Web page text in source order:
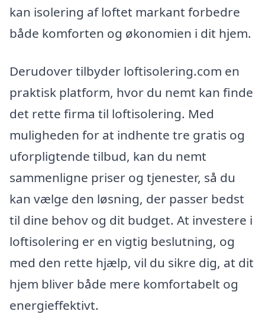
kan isolering af loftet markant forbedre
både komforten og økonomien i dit hjem.
Derudover tilbyder loftisolering.com en
praktisk platform, hvor du nemt kan finde
det rette firma til loftisolering. Med
muligheden for at indhente tre gratis og
uforpligtende tilbud, kan du nemt
sammenligne priser og tjenester, så du
kan vælge den løsning, der passer bedst
til dine behov og dit budget. At investere i
loftisolering er en vigtig beslutning, og
med den rette hjælp, vil du sikre dig, at dit
hjem bliver både mere komfortabelt og
energieffektivt.